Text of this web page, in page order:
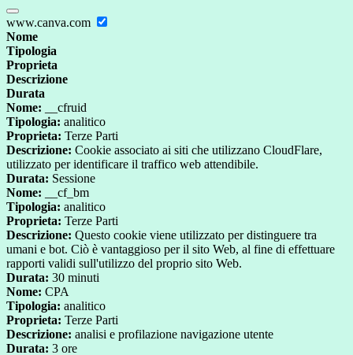
www.canva.com
Nome
Tipologia
Proprieta
Descrizione
Durata
Nome: __cfruid
Tipologia: analitico
Proprieta: Terze Parti
Descrizione: Cookie associato ai siti che utilizzano CloudFlare,
utilizzato per identificare il traffico web attendibile.
Durata: Sessione
Nome: __cf_bm
Tipologia: analitico
Proprieta: Terze Parti
Descrizione: Questo cookie viene utilizzato per distinguere tra
umani e bot. Ciò è vantaggioso per il sito Web, al fine di effettuare
rapporti validi sull'utilizzo del proprio sito Web.
Durata: 30 minuti
Nome: CPA
Tipologia: analitico
Proprieta: Terze Parti
Descrizione: analisi e profilazione navigazione utente
Durata: 3 ore